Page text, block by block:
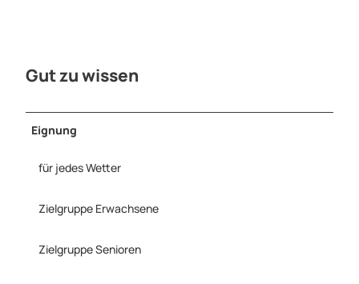
Gut zu wissen
Eignung
für jedes Wetter
Zielgruppe Erwachsene
Zielgruppe Senioren